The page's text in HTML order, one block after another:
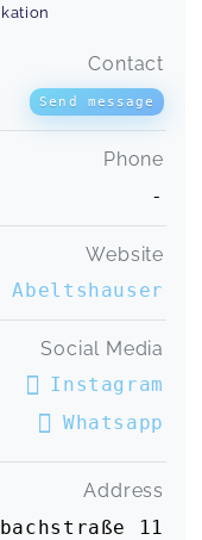
Contact
Send message
Phone
-
Website
Social Media
Instagram
Whatsapp
Address
11